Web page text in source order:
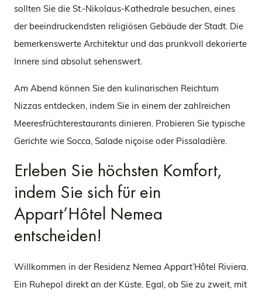
sollten Sie die St.-Nikolaus-Kathedrale besuchen, eines
der beeindruckendsten religiösen Gebäude der Stadt. Die
bemerkenswerte Architektur und das prunkvoll dekorierte
Innere sind absolut sehenswert.
Am Abend können Sie den kulinarischen Reichtum
Nizzas entdecken, indem Sie in einem der zahlreichen
Meeresfrüchterestaurants dinieren. Probieren Sie typische
Gerichte wie Socca, Salade niçoise oder Pissaladière.
Erleben Sie höchsten Komfort,
indem Sie sich für ein
Appart’Hôtel Nemea
entscheiden!
Willkommen in der Residenz Nemea Appart’Hôtel Riviera.
Ein Ruhepol direkt an der Küste. Egal, ob Sie zu zweit, mit